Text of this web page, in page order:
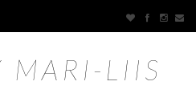
MARI-LIIS